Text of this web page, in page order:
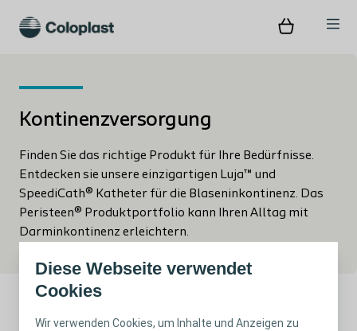
Diese Webseite verwendet
Cookies
Wir verwenden Cookies, um Inhalte und Anzeigen zu
Kontinenzversorgung
Finden Sie das richtige Produkt für Ihre Bedürfnisse.
Entdecken sie unsere einzigartigen Luja™ und
SpeediCath® Katheter für die Blaseninkontinenz. Das
Peristeen® Produktportfolio kann Ihren Alltag mit
Darminkontinenz erleichtern.